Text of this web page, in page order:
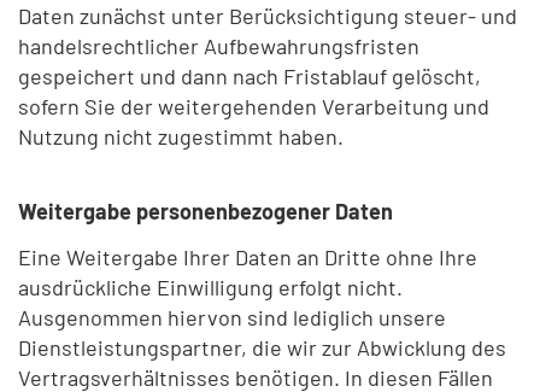
Daten zunächst unter Berücksichtigung steuer- und
handelsrechtlicher Aufbewahrungsfristen
gespeichert und dann nach Fristablauf gelöscht,
sofern Sie der weitergehenden Verarbeitung und
Nutzung nicht zugestimmt haben.
Weitergabe personenbezogener Daten
Eine Weitergabe Ihrer Daten an Dritte ohne Ihre
ausdrückliche Einwilligung erfolgt nicht.
Ausgenommen hiervon sind lediglich unsere
Dienstleistungspartner, die wir zur Abwicklung des
Vertragsverhältnisses benötigen. In diesen Fällen